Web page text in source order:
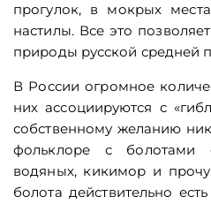
прогулок, в мокрых
настилы. Все это
природы русской средней
В России огромное
них ассоциируются с
собственному желанию
фольклоре с болотами
водяных, кикимор и
болота действительно